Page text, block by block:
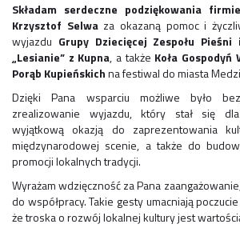
Składam serdeczne podziękowania
Krzysztof Selwaza okazaną pomoc i
wyjazdu Grupy Dziecięcej Zespołu
„Lesianie” z Kupna, a także Koła Gospodyń
Porąb Kupieńskichna festiwal do miasta
Dzięki Pana wsparciu możliwe było
zrealizowanie wyjazdu, który stał się
wyjątkową okazją do zaprezentowania
międzynarodowej scenie, a także do
promocji lokalnych tradycji.
Wyrażam wdzięczność za Pana
do współpracy. Takie gesty umacniają
że troska o rozwój lokalnej kultury jest